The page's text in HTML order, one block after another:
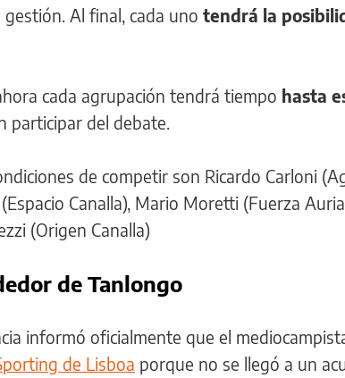
Al final, cada uno tendrá la
cada agrupación tendrá tiempo hasta
participar del debate.
de competir son Ricardo Carloni
Canalla), Mario Moretti (Fuerza
(Origen Canalla)
de Tanlongo
informó oficialmente que el
de Lisboa porque no se llegó a un